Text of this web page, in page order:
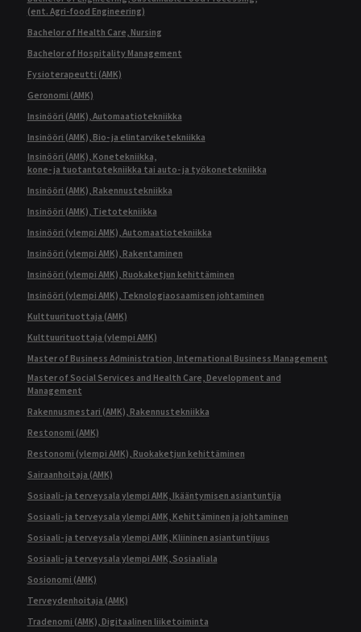
(ent. Agri-food Engineering)
Bachelor of Health Care, Nursing
Bachelor of Hospitality Management
Fysioterapeutti (AMK)
Geronomi (AMK)
Insinööri (AMK), Automaatiotekniikka
Insinööri (AMK), Bio- ja elintarviketekniikka
Insinööri (AMK), Konetekniikka,
kone- ja tuotantotekniikka tai auto- ja työkonetekniikka
Insinööri (AMK), Rakennustekniikka
Insinööri (AMK), Tietotekniikka
Insinööri (ylempi AMK), Automaatiotekniikka
Insinööri (ylempi AMK), Rakentaminen
Insinööri (ylempi AMK), Ruokaketjun kehittäminen
Insinööri (ylempi AMK), Teknologiaosaamisen johtaminen
Kulttuurituottaja (AMK)
Kulttuurituottaja (ylempi AMK)
Master of Business Administration, International Business Management
Master of Social Services and Health Care, Development and
Management
Rakennusmestari (AMK), Rakennustekniikka
Restonomi (AMK)
Restonomi (ylempi AMK), Ruokaketjun kehittäminen
Sairaanhoitaja (AMK)
Sosiaali- ja terveysala ylempi AMK, Ikääntymisen asiantuntija
Sosiaali- ja terveysala ylempi AMK, Kehittäminen ja johtaminen
Sosiaali- ja terveysala ylempi AMK, Kliininen asiantuntijuus
Sosiaali- ja terveysala ylempi AMK, Sosiaaliala
Sosionomi (AMK)
Terveydenhoitaja (AMK)
Tradenomi (AMK), Digitaalinen liiketoiminta